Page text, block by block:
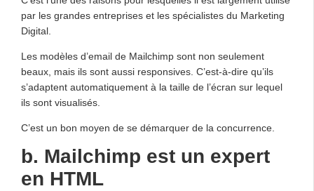
par les grandes entreprises et les spécialistes du Marketing
Digital.
Les modèles d’email de Mailchimp sont non seulement
beaux, mais ils sont aussi responsives. C’est-à-dire qu’ils
s’adaptent automatiquement à la taille de l’écran sur lequel
ils sont visualisés.
C’est un bon moyen de se démarquer de la concurrence.
b. Mailchimp est un expert
en HTML